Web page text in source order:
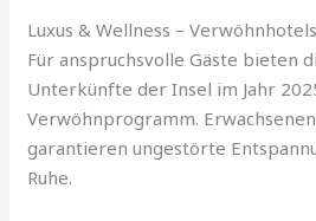
Luxus & Wellness –
Für anspruchsvolle Gäste bieten
Unterkünfte der Insel im Jahr
Verwöhnprogramm.
garantieren ungestörte
Ruhe.